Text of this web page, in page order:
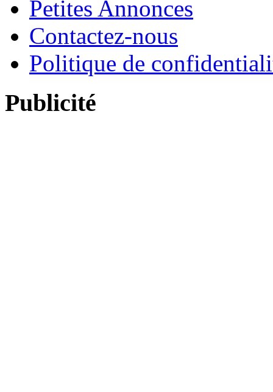
Petites Annonces
Contactez-nous
Politique de
Publicité